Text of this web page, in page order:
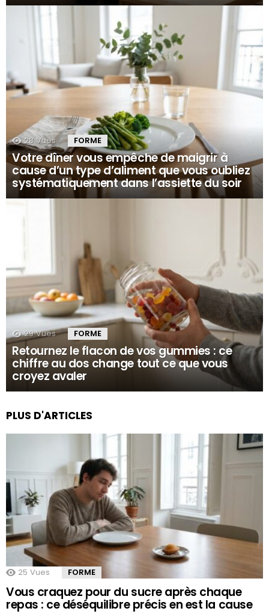
28 Vues FORME
Votre dîner vous empêche de maigrir à
cause d’un type d’aliment que vous oubliez
systématiquement dans l’assiette du soir
29 Vues FORME
Retournez le flacon de vos gummies : ce
chiffre au dos change tout ce que vous
croyez avaler
PLUS D'ARTICLES
25 Vues FORME
Vous craquez pour du sucre après chaque
repas : ce déséquilibre précis en est la cause